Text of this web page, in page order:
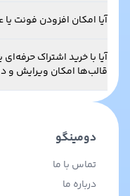
آیا امکان افزودن فونت
آیا با خرید اشتراک
قالب‌ها امکان ویرایش و
دومینگو
تماس با ما
درباره ما